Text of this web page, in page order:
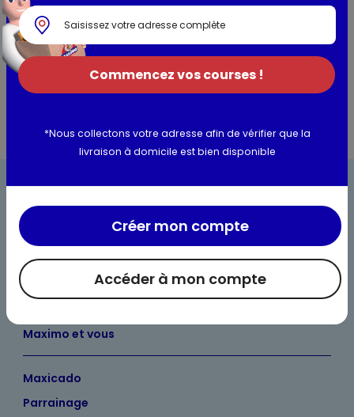
Valeurs nutritionnelles
Informations complémentaires
Bienvenue chez Maximo
Maximo et vous
Maxicado
Parrainage
Commencez vos courses !
*Nous collectons votre adresse afin de vérifier que la
livraison à domicile est bien disponible
Accéder à mon compte
Créer mon compte